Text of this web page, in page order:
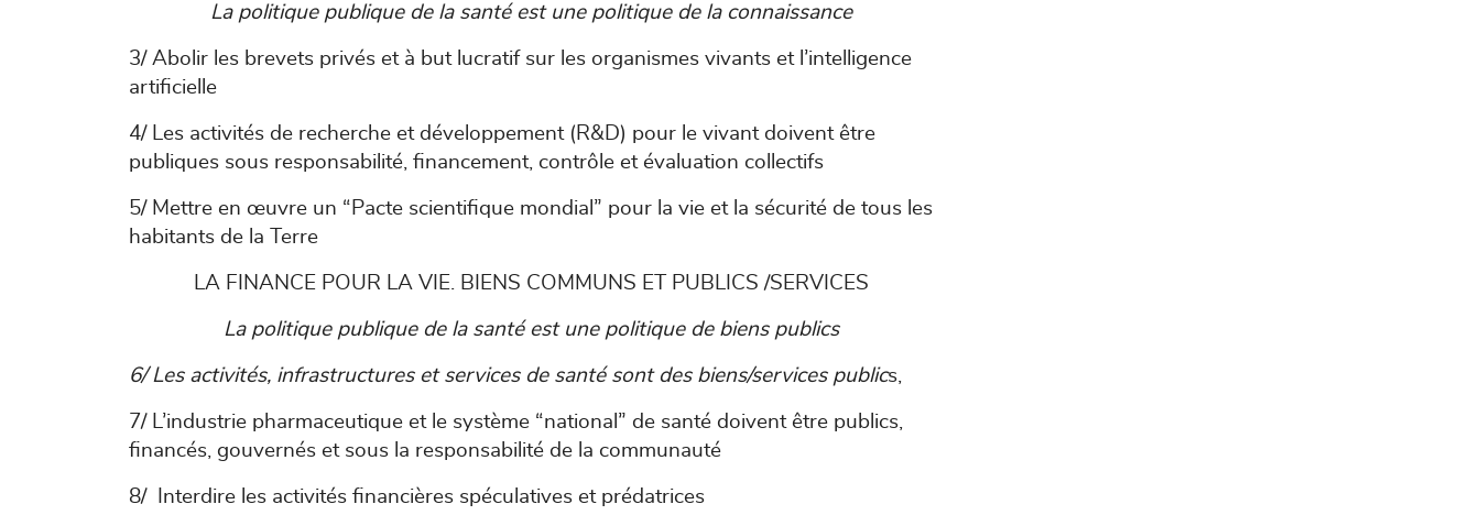
La politique publique de la santé est une politique de la connaissance
3/ Abolir les brevets privés et à but lucratif sur les organismes vivants et l’intelligence
artificielle
4/ Les activités de recherche et développement (R&D) pour le vivant doivent être
publiques sous responsabilité, financement, contrôle et évaluation collectifs
5/ Mettre en œuvre un “Pacte scientifique mondial” pour la vie et la sécurité de tous les
habitants de la Terre
LA FINANCE POUR LA VIE. BIENS COMMUNS ET PUBLICS /SERVICES
La politique publique de la santé est une politique de biens publics
6/ Les activités, infrastructures et services de santé sont des biens/services publics,
7/ L’industrie pharmaceutique et le système “national” de santé doivent être publics,
financés, gouvernés et sous la responsabilité de la communauté
8/ Interdire les activités financières spéculatives et prédatrices